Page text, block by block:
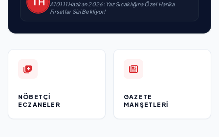
A101 11 Haziran 2026: Yaz Sıcaklığına Özel Harika
Fırsatlar Sizi Bekliyor!
NÖBETÇI
ECZANELER
GAZETE
MANŞETLERI